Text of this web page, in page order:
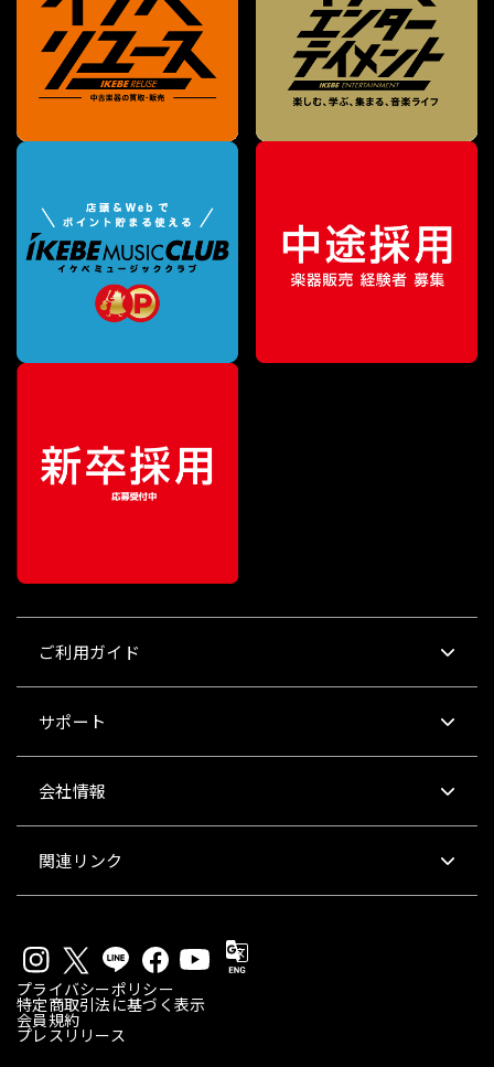
ご利用ガイド
サポート
会社情報
関連リンク
プライバシーポリシー
特定商取引法に基づく表示
会員規約
プレスリリース